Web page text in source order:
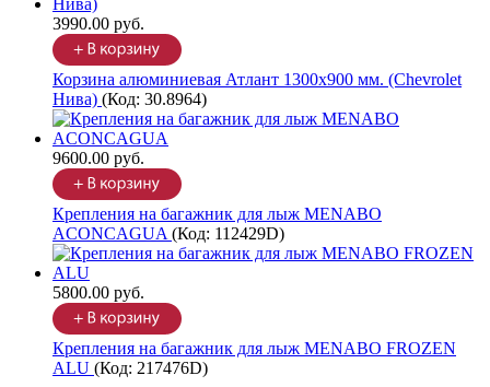
3990.00 руб.
Корзина алюминиевая Атлант 1300х900 мм. (Chevrolet
Нива) (Код: 30.8964)
9600.00 руб.
Крепления на багажник для лыж MENABO
ACONCAGUA (Код: 112429D)
5800.00 руб.
Крепления на багажник для лыж MENABO FROZEN
ALU (Код: 217476D)